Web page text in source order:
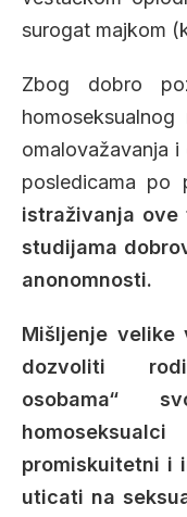
surogat majkom
Zbog dobro
omalovažavanja
posledicama po
istraživanja ove
studijama
anonomnosti.
Mišljenje velike
dozvoliti
osobama“
promiskuitetni i
uticati na